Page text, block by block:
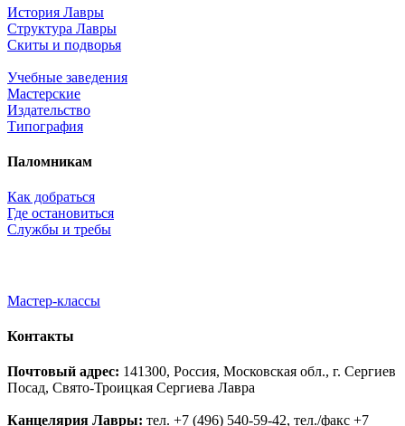
История Лавры
Структура Лавры
Скиты и подворья
Учебные заведения
Мастерские
Издательство
Типография
Паломникам
Как добраться
Где остановиться
Службы и требы
Мастер-классы
Контакты
Почтовый адрес: 141300, Россия, Московская обл., г. Сергиев
Посад, Свято-Троицкая Сергиева Лавра
Канцелярия Лавры: тел. +7 (496) 540-59-42, тел./факс +7